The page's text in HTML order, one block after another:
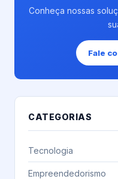
Conheça nossas
Fale
CATEGORIAS
Tecnologia
Empreendedorismo